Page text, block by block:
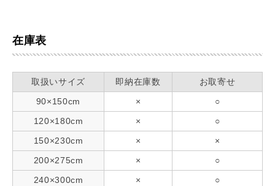
在庫表
取扱いサイズ 即納在庫数
お取寄せ
90×150cm
×
○
120×180cm
×
○
150×230cm
×
×
200×275cm
×
○
240×300cm
×
○